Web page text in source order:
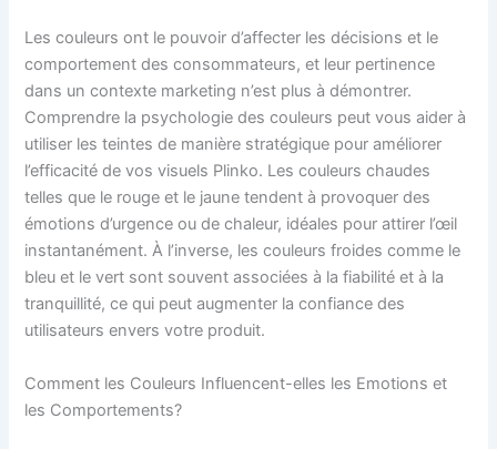
Les couleurs ont le pouvoir d’affecter les décisions et le
comportement des consommateurs, et leur pertinence
dans un contexte marketing n’est plus à démontrer.
Comprendre la psychologie des couleurs peut vous aider à
utiliser les teintes de manière stratégique pour améliorer
l’efficacité de vos visuels Plinko. Les couleurs chaudes
telles que le rouge et le jaune tendent à provoquer des
émotions d’urgence ou de chaleur, idéales pour attirer l’œil
instantanément. À l’inverse, les couleurs froides comme le
bleu et le vert sont souvent associées à la fiabilité et à la
tranquillité, ce qui peut augmenter la confiance des
utilisateurs envers votre produit.
Comment les Couleurs Influencent-elles les Emotions et
les Comportements?